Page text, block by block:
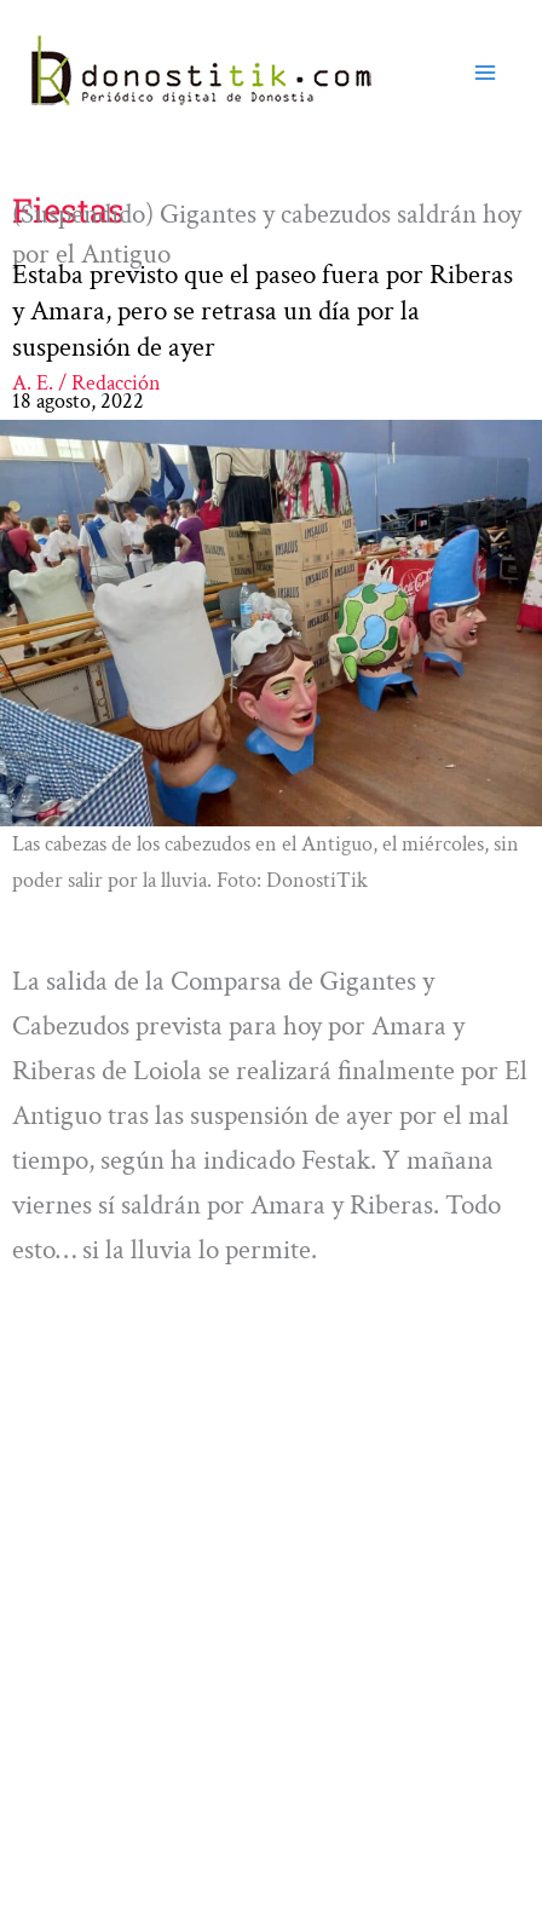
contenido
Fiestas
(Suspendido) Gigantes y cabezudos saldrán hoy
por el Antiguo
Estaba previsto que el paseo fuera por Riberas
y Amara, pero se retrasa un día por la
suspensión de ayer
A. E. / Redacción
18 agosto, 2022
Las cabezas de los cabezudos en el Antiguo, el miércoles, sin
poder salir por la lluvia. Foto: DonostiTik
La salida de la Comparsa de Gigantes y
Cabezudos prevista para hoy por Amara y
Riberas de Loiola se realizará finalmente por El
Antiguo tras las suspensión de ayer por el mal
tiempo, según ha indicado Festak. Y mañana
viernes sí saldrán por Amara y Riberas. Todo
esto… si la lluvia lo permite.